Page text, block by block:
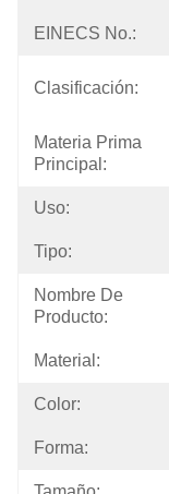
EINECS No.:
Clasificación:
Materia Prima
Principal:
Uso:
Tipo:
Nombre De
Producto:
Material:
Color:
Forma: